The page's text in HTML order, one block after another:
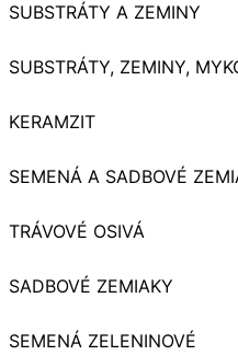
SUBSTRÁTY A ZEMINY
SUBSTRÁTY, ZEMINY,
KERAMZIT
SEMENÁ A SADBOVÉ
TRÁVOVÉ OSIVÁ
SADBOVÉ ZEMIAKY
SEMENÁ ZELENINOVÉ